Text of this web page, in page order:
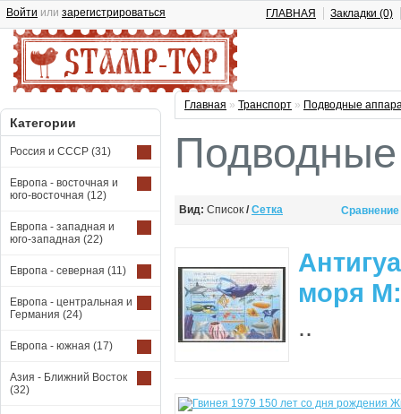
Войти или зарегистрироваться ГЛАВНАЯ Закладки (0)
Категории
Россия и СССР (31)
Европа - восточная и
юго-восточная (12)
Европа - западная и
юго-западная (22)
Европа - северная (11)
Европа - центральная и
Германия (24)
Европа - южная (17)
Азия - Ближний Восток
(32)
Главная » Транспорт » Подводные
Вид: Список / Сетка Сравнение
моря М:
..